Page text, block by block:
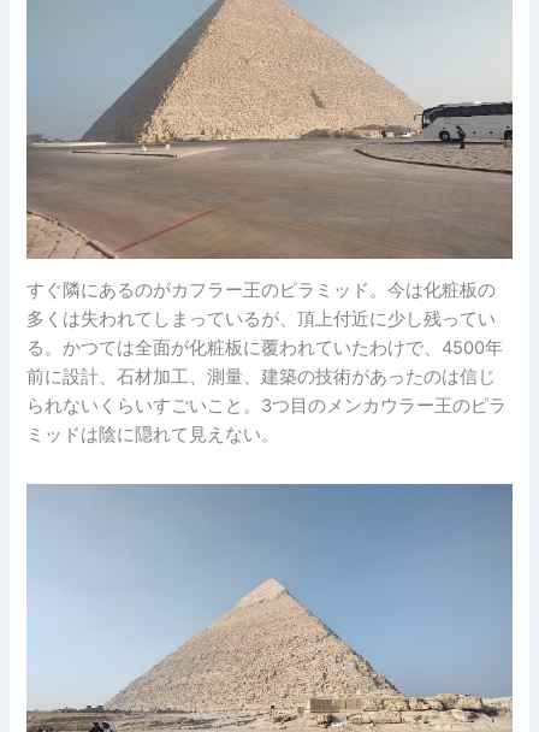
すぐ隣にあるのがカフラー王のピラミッド。今は化粧板の
多くは失われてしまっているが、頂上付近に少し残ってい
る。かつては全面が化粧板に覆われていたわけで、4500年
前に設計、石材加工、測量、建築の技術があったのは信じ
られないくらいすごいこと。3つ目のメンカウラー王のピラ
ミッドは陰に隠れて見えない。